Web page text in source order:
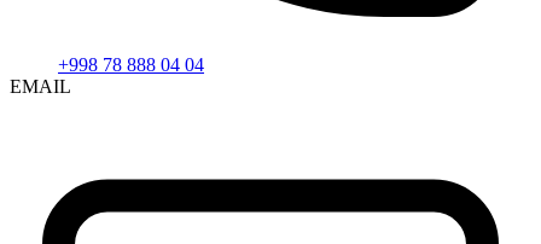
+998 78 888 04 04
EMAIL